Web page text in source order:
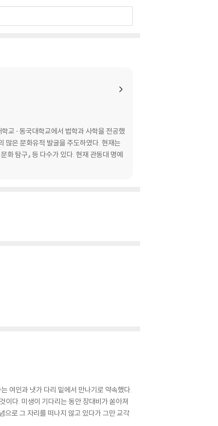
교 · 동국대학교에서 법학과 사학을 전공했
많은 문화유적 발굴을 주도하였다. 현재는
화 탐구』 등 다수가 있다. 현재 관동대 명예
여인과 냇가 다리 밑에서 만나기로 약속했다.
이다. 미생이 기다리는 동안 장대비가 쏟아져
으로 그 자리를 떠나지 않고 있다가 그만 교각